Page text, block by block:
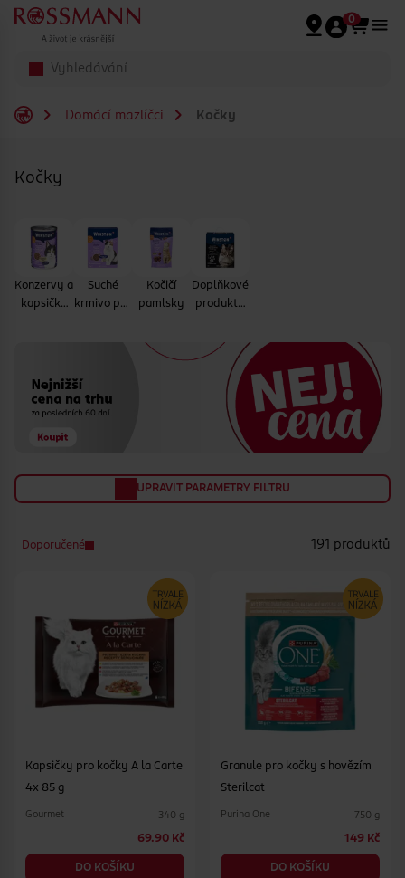
Přeskočit na hlavmní obsah
0
Domácí mazlíčci Kočky
Kočky
Konzervy a
kapsičky
Suché
krmivo pro
Kočičí
pamlsky
Doplňkové
produkty
UPRAVIT PARAMETRY FILTRU
Doporučené 191 produktů
Kapsičky pro kočky A la Carte
4x 85 g
Gourmet 340 g
69.90 Kč
DO KOŠÍKU
Granule pro kočky s hovězím
Sterilcat
Purina One 750 g
149 Kč
DO KOŠÍKU